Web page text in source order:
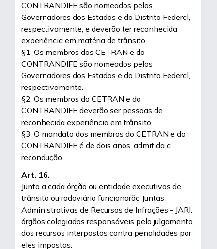
CONTRANDIFE são nomeados pelos
Governadores dos Estados e do Distrito Federal,
respectivamente, e deverão ter reconhecida
experiência em matéria de trânsito.
§1. Os membros dos CETRAN e do
CONTRANDIFE são nomeados pelos
Governadores dos Estados e do Distrito Federal,
respectivamente.
§2. Os membros do CETRAN e do
CONTRANDIFE deverão ser pessoas de
reconhecida experiência em trânsito.
§3. O mandato dos membros do CETRAN e do
CONTRANDIFE é de dois anos, admitida a
recondução.
Art. 16.
Junto a cada órgão ou entidade executivos de
trânsito ou rodoviário funcionarão Juntas
Administrativas de Recursos de Infrações - JARI,
órgãos colegiados responsáveis pelo julgamento
dos recursos interpostos contra penalidades por
eles impostas.